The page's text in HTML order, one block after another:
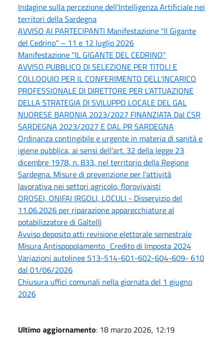
Indagine sulla percezione dell’Intelligenza Artificiale nei
territori della Sardegna
AVVISO AI PARTECIPANTI Manifestazione "Il Gigante
del Cedrino" – 11 e 12 luglio 2026
Manifestazione "IL GIGANTE DEL CEDRINO"
AVVISO PUBBLICO DI SELEZIONE PER TITOLI E
COLLOQUIO PER IL CONFERIMENTO DELL’INCARICO
PROFESSIONALE DI DIRETTORE PER L’ATTUAZIONE
DELLA STRATEGIA DI SVILUPPO LOCALE DEL GAL
NUORESE BARONIA 2023/2027 FINANZIATA Dal CSR
SARDEGNA 2023/2027 E DAL PR SARDEGNA
Ordinanza contingibile e urgente in materia di sanità e
igiene pubblica, ai sensi dell’art. 32 della legge 23
dicembre 1978, n. 833, nel territorio della Regione
Sardegna. Misure di prevenzione per l’attività
lavorativa nei settori agricolo, florovivaisti
OROSEI, ONIFAI IRGOLI, LOCULI - Disservizio del
11.06.2026 per riparazione apparecchiature al
potabilizzatore di Galtellì
Avviso deposito atti revisione elettorale semestrale
Misura Antispopolamento_Credito di Imposta 2024
Variazioni autolinee 513-514-601-602-604-609- 610
dal 01/06/2026
Chiusura uffici comunali nella giornata del 1 giugno
2026
Ultimo aggiornamento: 18 marzo 2026, 12:19